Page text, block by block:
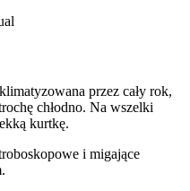
przez cały rok,
chłodno. Na wszelki
kurtkę.
i migające